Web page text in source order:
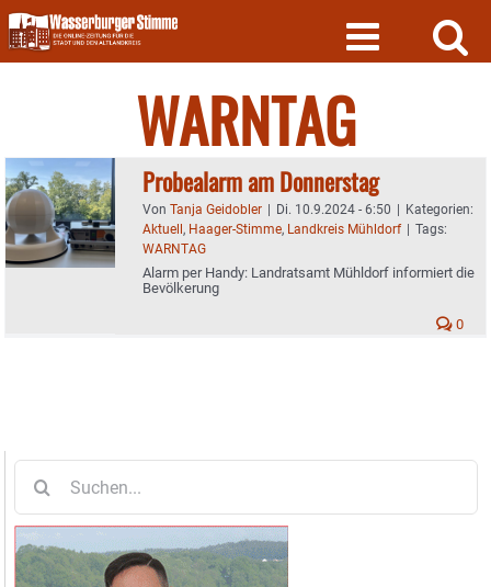
Skip
to
content
WARNTAG
Probealarm am Donnerstag
Von Tanja Geidobler | Di. 10.9.2024 - 6:50 | Kategorien:
Aktuell, Haager-Stimme, Landkreis Mühldorf | Tags:
WARNTAG
Alarm per Handy: Landratsamt Mühldorf informiert die
Bevölkerung
0
nach: